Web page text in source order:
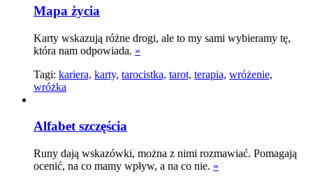
Mapa życia
Karty wskazują różne drogi, ale to my sami wybieramy tę,
która nam odpowiada. »
Tagi: kariera, karty, tarocistka, tarot, terapia, wróżenie,
wróżka
Alfabet szczęścia
Runy dają wskazówki, można z nimi rozmawiać. Pomagają
ocenić, na co mamy wpływ, a na co nie. »